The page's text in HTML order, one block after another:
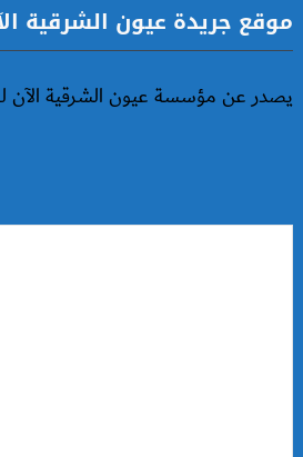
موقع جريدة عيون الشرقية
يصدر عن مؤسسة عيون الشرقية الآن